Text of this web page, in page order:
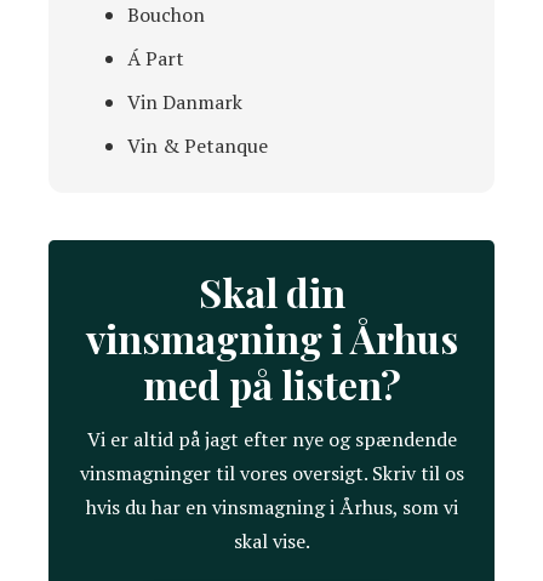
Bouchon
Á Part
Vin Danmark
Vin & Petanque
Skal din
vinsmagning i Århus
med på listen?
Vi er altid på jagt efter nye og spændende
vinsmagninger til vores oversigt. Skriv til os
hvis du har en vinsmagning i Århus, som vi
skal vise.